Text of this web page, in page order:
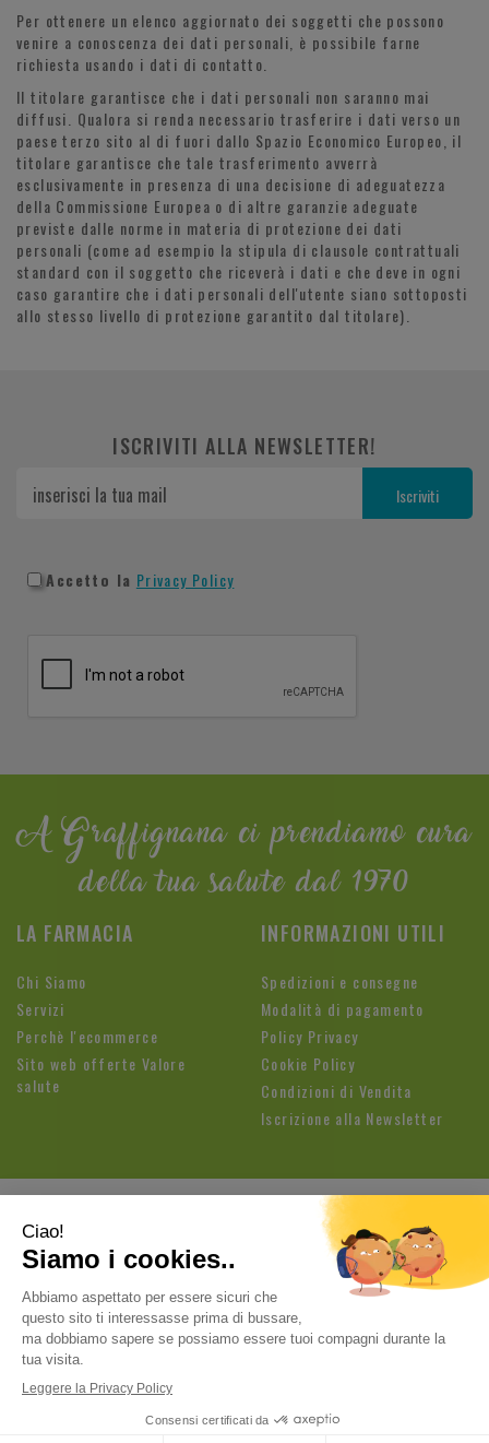
Per ottenere un elenco aggiornato dei soggetti che possono
venire a conoscenza dei dati personali, è possibile farne
richiesta usando i dati di contatto.
Il titolare garantisce che i dati personali non saranno mai
diffusi. Qualora si renda necessario trasferire i dati verso un
paese terzo sito al di fuori dallo Spazio Economico Europeo, il
titolare garantisce che tale trasferimento avverrà
esclusivamente in presenza di una decisione di adeguatezza
della Commissione Europea o di altre garanzie adeguate
previste dalle norme in materia di protezione dei dati
personali (come ad esempio la stipula di clausole contrattuali
standard con il soggetto che riceverà i dati e che deve in ogni
caso garantire che i dati personali dell'utente siano sottoposti
allo stesso livello di protezione garantito dal titolare).
ISCRIVITI ALLA NEWSLETTER!
Accetto la Privacy Policy
A Graffignana ci prendiamo cura
della tua salute dal 1970
LA FARMACIA
Chi Siamo
Servizi
Perchè l'ecommerce
Sito web offerte Valore
salute
INFORMAZIONI UTILI
Spedizioni e consegne
Modalità di pagamento
Policy Privacy
Cookie Policy
Condizioni di Vendita
Iscrizione alla Newsletter
Farmacia Fioroni di Brandolese Paolo
Cavallotti, 3 26813 Graffignana (LO) | Tel.: